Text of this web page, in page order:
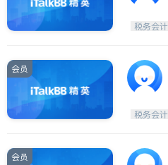
税务会计
会员
税务会计
会员